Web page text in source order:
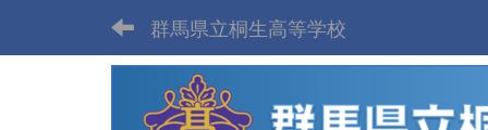
群馬県立桐生高等学校